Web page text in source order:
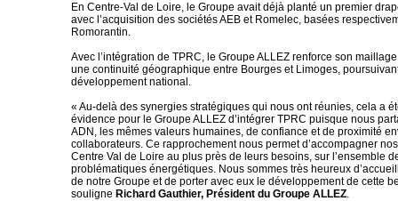
En Centre-Val de Loire, le Groupe avait déjà planté un premier
avec l’acquisition des sociétés AEB et Romelec, basées
Romorantin.
Avec l’intégration de TPRC, le Groupe ALLEZ renforce son
une continuité géographique entre Bourges et Limoges,
développement national.
« Au-delà des synergies stratégiques qui nous ont réunies, cela a
évidence pour le Groupe ALLEZ d’intégrer TPRC puisque nous
ADN, les mêmes valeurs humaines, de confiance et de proximité
collaborateurs. Ce rapprochement nous permet d’accompagner
Centre Val de Loire au plus près de leurs besoins, sur l’ensemble
problématiques énergétiques. Nous sommes très heureux
de notre Groupe et de porter avec eux le développement de cette
souligne Richard Gauthier, Président du Groupe ALLEZ.